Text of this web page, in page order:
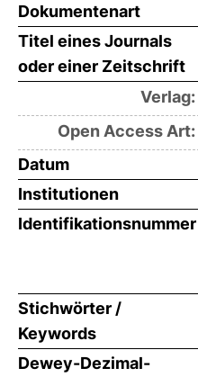
Dokumentenart
Titel eines Journals
oder einer Zeitschrift
Verlag:
Open Access Art:
Datum
Institutionen
Identifikationsnummer
Stichwörter /
Keywords
Dewey-Dezimal-